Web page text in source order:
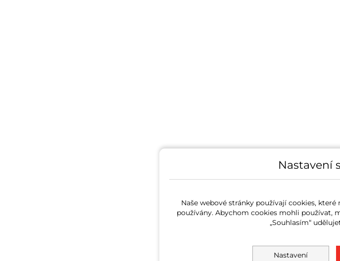
Nastavení
Naše webové stránky používají cookies,
používány. Abychom cookies mohli
„Souhlasím“
Nastavení